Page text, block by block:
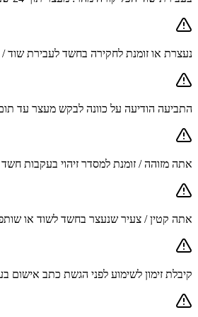
נעצרת או זומנת לחקירה בחשד לעבירת שוד /
התביעה הודיעה על כוונה לבקש מעצר עד
אתה מזוהה / זומנת למסדר זיהוי בעקבות
אתה קטין / צעיר שנעצר בחשד לשוד או
קיבלת זימון לשימוע לפני הגשת כתב אישום